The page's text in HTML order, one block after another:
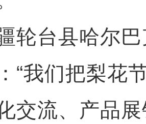
台县哈尔巴
“我们把梨花
交流、产品